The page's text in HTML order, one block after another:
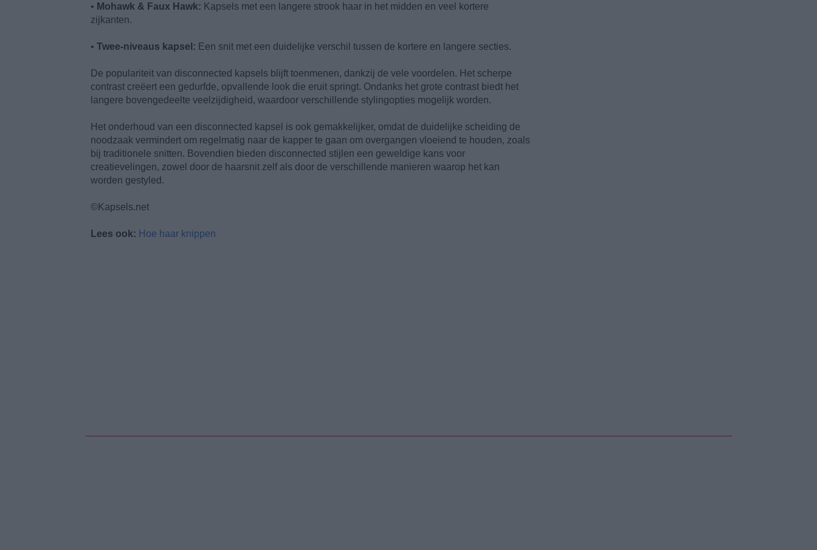
• Mohawk & Faux Hawk: Kapsels met een langere strook haar in het midden en veel kortere
zijkanten.
• Twee-niveaus kapsel: Een snit met een duidelijke verschil tussen de kortere en langere secties.
De populariteit van disconnected kapsels blijft toenmenen, dankzij de vele voordelen. Het scherpe
contrast creëert een gedurfde, opvallende look die eruit springt. Ondanks het grote contrast biedt het
langere bovengedeelte veelzijdigheid, waardoor verschillende stylingopties mogelijk worden.
Het onderhoud van een disconnected kapsel is ook gemakkelijker, omdat de duidelijke scheiding de
noodzaak vermindert om regelmatig naar de kapper te gaan om overgangen vloeiend te houden, zoals
bij traditionele snitten. Bovendien bieden disconnected stijlen een geweldige kans voor
creatievelingen, zowel door de haarsnit zelf als door de verschillende manieren waarop het kan
worden gestyled.
©Kapsels.net
Lees ook: Hoe haar knippen